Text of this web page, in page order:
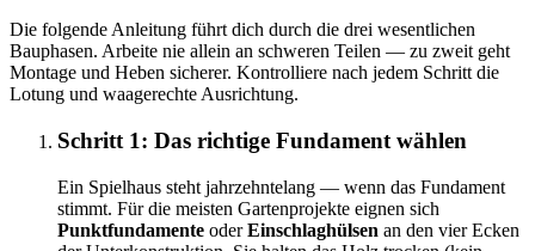
Die folgende Anleitung führt dich durch die drei wesentlichen
Bauphasen. Arbeite nie allein an schweren Teilen — zu zweit geht
Montage und Heben sicherer. Kontrolliere nach jedem Schritt die
Lotung und waagerechte Ausrichtung.
Schritt 1: Das richtige Fundament wählen
Ein Spielhaus steht jahrzehntelang — wenn das Fundament
stimmt. Für die meisten Gartenprojekte eignen sich
Punktfundamente oderEinschlaghülsen an den vier Ecken